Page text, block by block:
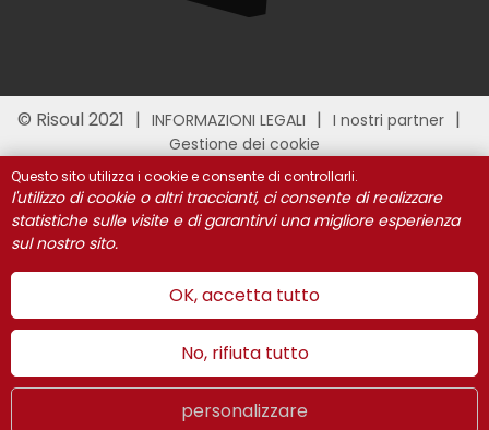
LIVE IT
© Risoul 2021 INFORMAZIONI LEGALI
I nostri partner
Gestione dei cookie
Questo sito utilizza i cookie e consente di controllarli.
l'utilizzo di cookie o altri traccianti, ci consente di realizzare
statistiche sulle visite e di garantirvi una migliore esperienza
sul nostro sito.
OK, accetta tutto
No, rifiuta tutto
personalizzare